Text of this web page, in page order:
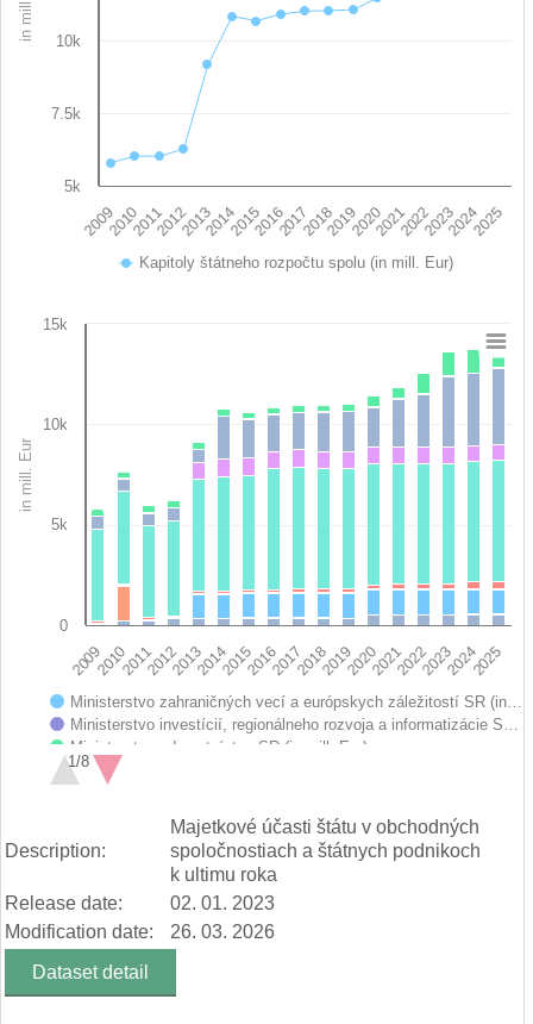
Kapitoly štátneho rozpočtu spolu (in mill. Eur)
20092010201120122013201420152016201720182019202020212022202320242025
5k
7.5k
10k
View as data table, Chart
The chart has 1 X axis displaying categories.
The chart has 1 Y axis displaying in mill. Eur. Data ranges
in mill. Eur
Ministerstvo zahraničných vecí a európskych záležitostí SR (in…
Ministerstvo investícií, regionálneho rozvoja a informatizácie S…
Ministerstvo zdravotníctva SR (in mill. Eur)
Ministerstvo školstva, vedy, výskumu a športu SR (in mill. Eur)
Ministerstvo pôdohospodárstva a rozvoja vidieka SR (in mill. E…
Ministerstvo dopravy a výstavby SR (in mill. Eur)
Ministerstvo obrany SR (in mill. Eur)
Ministerstvo vnútra SR (in mill. Eur)
Ministerstvo práce, sociálnych vecí a rodiny SR (in mill. Eur)
Ministerstvo životného prostredia SR (in mill. Eur)
Správa štátnych hmotných rezerv SR (in mill. Eur)
Úrad pre normalizáciu, metrológiu a skúšobníctvo SR (in mill. E…
Ministerstvo cestovného ruchu a športu SR (in mill. Eur)
1/8
20092010201120122013201420152016201720182019202020212022202320242025
0
5k
10k
15k
Description:
Majetkové účasti štátu v obchodných
spoločnostiach a štátnych podnikoch
k ultimu roka
Release date:
02. 01. 2023
Modification date:
26. 03. 2026
Dataset detail